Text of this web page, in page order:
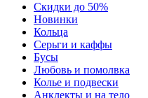
Скидки до 50%
Новинки
Кольца
Серьги и каффы
Бусы
Любовь и помолвка
Колье и подвески
Анклекты и на тело